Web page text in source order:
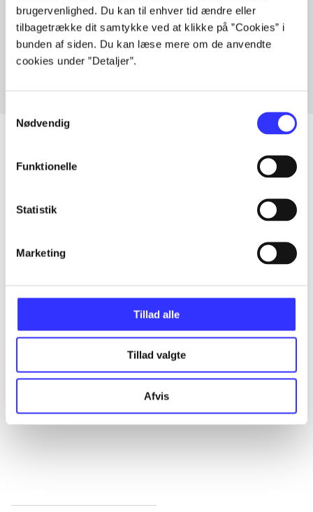
brugervenlighed. Du kan til enhver tid ændre eller
tilbagetrække dit samtykke ved at klikke på ”Cookies” i
bunden af siden. Du kan læse mere om de anvendte
cookies under ”Detaljer”.
Nødvendig
Funktionelle
Statistik
Marketing
Tillad alle
Tillad valgte
Afvis
Artikler med samme emner
Fra
...
...